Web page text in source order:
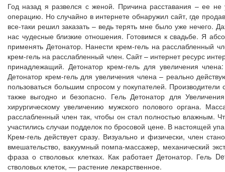
Год назад я развелся с женой. Причина расставания – ее
операцию. Но случайно в интернете обнаружил сайт, где
все-таки решил заказать – ведь терять мне было уже нечего.
нас чудесные близкие отношения. Готовимся к свадьбе. Я
применять Детонатор. Нанести крем-гель на расслабленный
крем-гель на расслабленный член. Сайт – интернет ресурс
принадлежащий. Детонатор крем-гель для увеличения
Детонатор крем-гель для увеличения члена – реально
пользоваться большим спросом у покупателей.
также выгодно и безопасно. Гель Детонатор для
хирургическому увеличению мужского полового органа.
расслабленный член так, чтобы он стал полностью влажным.
участились случаи подделок по бросовой цене. В настоящей
Крем-гель действует сразу. Визуально и физически, член
вмешательство, вакуумный помпа-массажер, механический
фраза о стволовых клетках. Как работает Детонатор. Гель
стволовых клеток, — растение лекарственное.